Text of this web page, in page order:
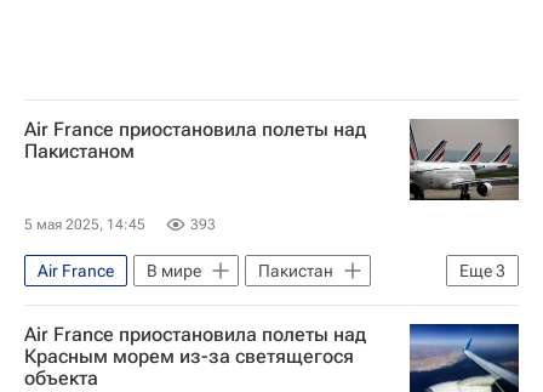
Air France приостановила полеты над
Пакистаном
5 мая 2025, 14:45 393
Еще3
Air France В мире
Пакистан
Индия
Джамму Нарендра Моди
Air France приостановила полеты над
Красным морем из-за светящегося
объекта